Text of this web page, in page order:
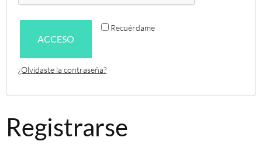
Recuérdame
ACCESO
¿Olvidaste la contraseña?
Registrarse